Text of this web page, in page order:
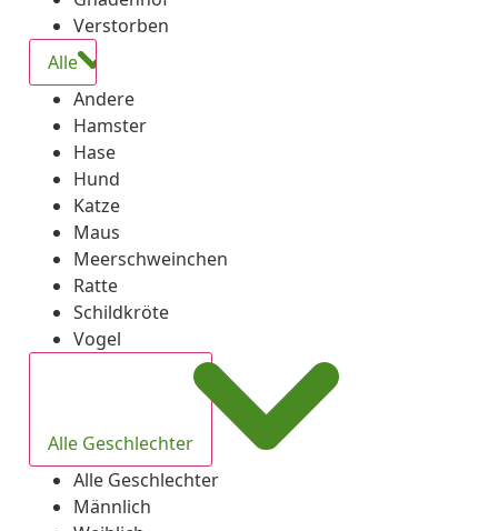
Verstorben
Alle
Andere
Hamster
Hase
Hund
Katze
Maus
Meerschweinchen
Ratte
Schildkröte
Vogel
Alle Geschlechter
Alle Geschlechter
Männlich